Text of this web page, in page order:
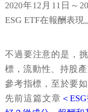
2020年12月11日～
ESG ETF在報酬表現
不過要注意的是，
標，流動性、持股
參考指標，至於要
先前這篇文章 ＜